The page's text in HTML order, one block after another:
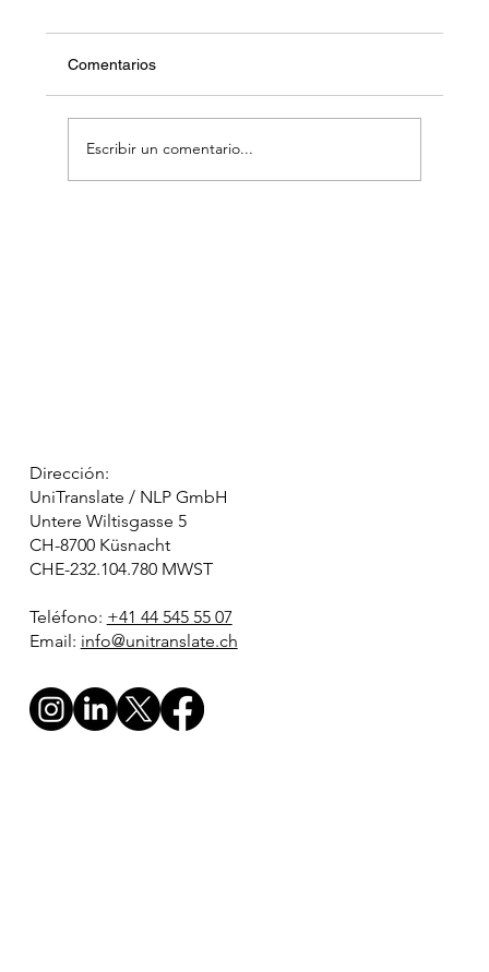
Comentarios
Escribir un comentario...
Dirección:
UniTranslate / NLP GmbH
Untere Wiltisgasse 5
CH-8700 Küsnacht
CHE-232.104.780 MWST
Teléfono: +41 44 545 55 07
Email: info@unitranslate.ch